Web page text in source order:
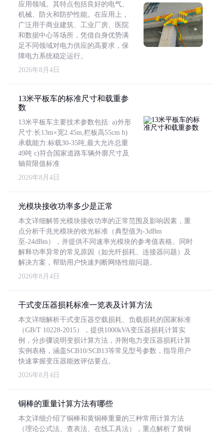
应用领域。其特点包括良好的电气、
机械、防火和防护性能。在应用上，
广泛用于商业建筑、工业厂房、医院
和数据中心等场所，凭借自身优势满
足不同领域对电力供应的高要求，保
障电力系统稳定运行。
2026年8月4日
13米平板车的标准尺寸和载重参
数
13米平板车主要技术参数包括: a)外形
尺寸:长13m×宽2.45m,栏板高55cm b)
承载能力:标载30-35吨,最大允许总重
49吨 c)符合国家道路车辆外廓尺寸及
轴荷限值标准
2026年8月4日
光模块接收功率多少是正常
本文详细解答光模块接收功率的正常范围及影响因素，重
点分析千兆光模块的收光标准（典型值为-3dBm
至-24dBm），并提供不同速率光模块的参考值表格。同时
解释功率异常的常见原因（如光纤损耗、连接器问题）及
解决方案，帮助用户快速判断网络性能问题。
2026年8月4日
干式变压器损耗标准一览表及计算方法
本文详细解析干式变压器空载损耗、负载损耗的国家标准
（GB/T 10228-2015），提供1000kVA变压器损耗计算实
例，分步骤说明变损计算方法，并附电力变压器损耗计算
实例表格，涵盖SCB10/SCB13等常见型号参数，指导用户
快速掌握变压器能效评估要点。
2026年8月4日
铜棒的重量计算方法有哪些
本文详细介绍了铜棒和黄铜棒重量的三种常用计算方法
（理论公式法、查表法、在线工具法），重点解析了黄铜